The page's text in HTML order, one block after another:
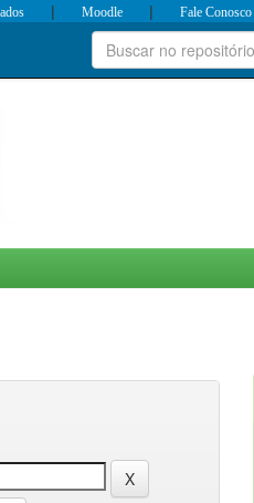
| Moodle | Fale Conosco